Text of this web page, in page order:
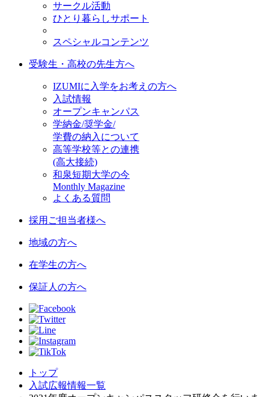
サークル活動
ひとり暮らしサポート
スペシャルコンテンツ
受験生・高校の先生方へ
IZUMIに入学をお考えの方へ
入試情報
オープンキャンパス
学納金/奨学金/
学費の納入について
高等学校等との連携
(高大接続)
和泉短期大学の今
Monthly Magazine
よくある質問
採用ご担当者様へ
地域の方へ
在学生の方へ
保証人の方へ
トップ
入試広報情報一覧